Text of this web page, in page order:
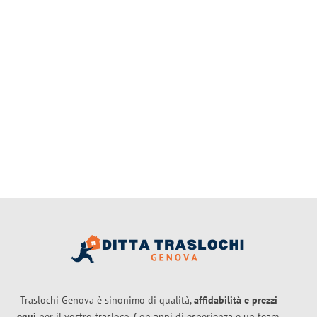
Traslochi Genova è sinonimo di qualità,affidabilità e prezzi